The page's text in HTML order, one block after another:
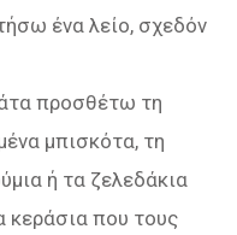
ένα λείο, σχεδόν
προσθέτω τη
μπισκότα, τη
ή τα ζελεδάκια
κεράσια που τους